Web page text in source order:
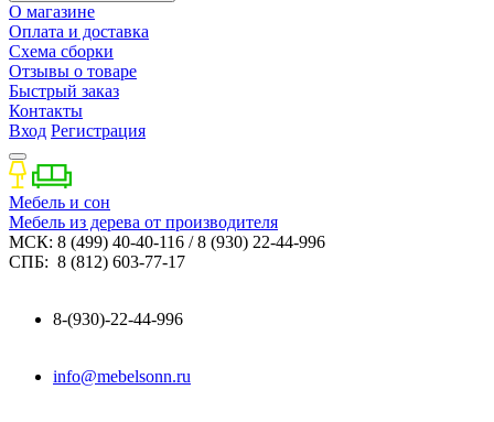
О магазине
Оплата и доставка
Схема сборки
Отзывы о товаре
Быстрый заказ
Контакты
Вход Регистрация
Мебель и сон
Мебель из дерева от производителя
МСК: 8 (499) 40-40-116 / 8 (930) 22-44-996
СПБ: 8 (812) 603-77-17
8-(930)-22-44-996
info@mebelsonn.ru